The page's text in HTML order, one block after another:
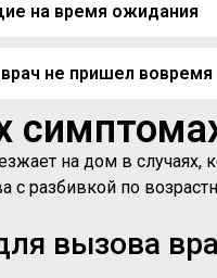
на время ожидания
не пришел вовремя
на дом в случаях,
с разбивкой по
вызова